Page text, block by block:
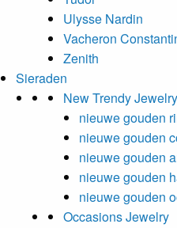
Ulysse Nardin
Vacheron
Zenith
Sieraden
New Trendy Jewelry
nieuwe gouden
nieuwe gouden
nieuwe gouden
nieuwe gouden
nieuwe gouden
Occasions Jewelry